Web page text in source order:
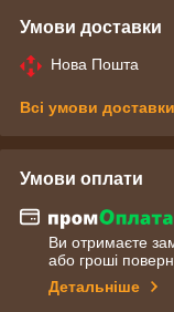
Умови доставки
Нова Пошта
Всі умови доставки
Умови оплати
Ви отримаєте
або гроші
Детальніше